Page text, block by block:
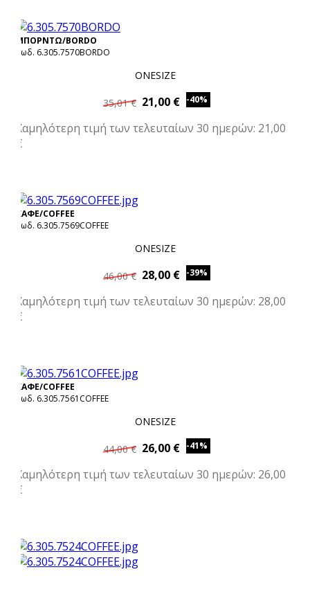
ΜΠΟΡΝΤΩ/BORDO
Κωδ. 6.305.7570BORDO
ONESIZE
35,01 € 21,00 € -40%
Χαμηλότερη τιμή των τελευταίων 30 ημερών: 21,00
€
ΚΑΦΕ/COFFEE
Κωδ. 6.305.7569COFFEE
ONESIZE
46,00 € 28,00 € -39%
Χαμηλότερη τιμή των τελευταίων 30 ημερών: 28,00
€
ΚΑΦΕ/COFFEE
Κωδ. 6.305.7561COFFEE
ONESIZE
44,00 € 26,00 € -41%
Χαμηλότερη τιμή των τελευταίων 30 ημερών: 26,00
€